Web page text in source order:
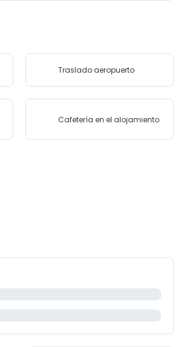
Traslado aeropuerto
Cafetería en el alojamiento